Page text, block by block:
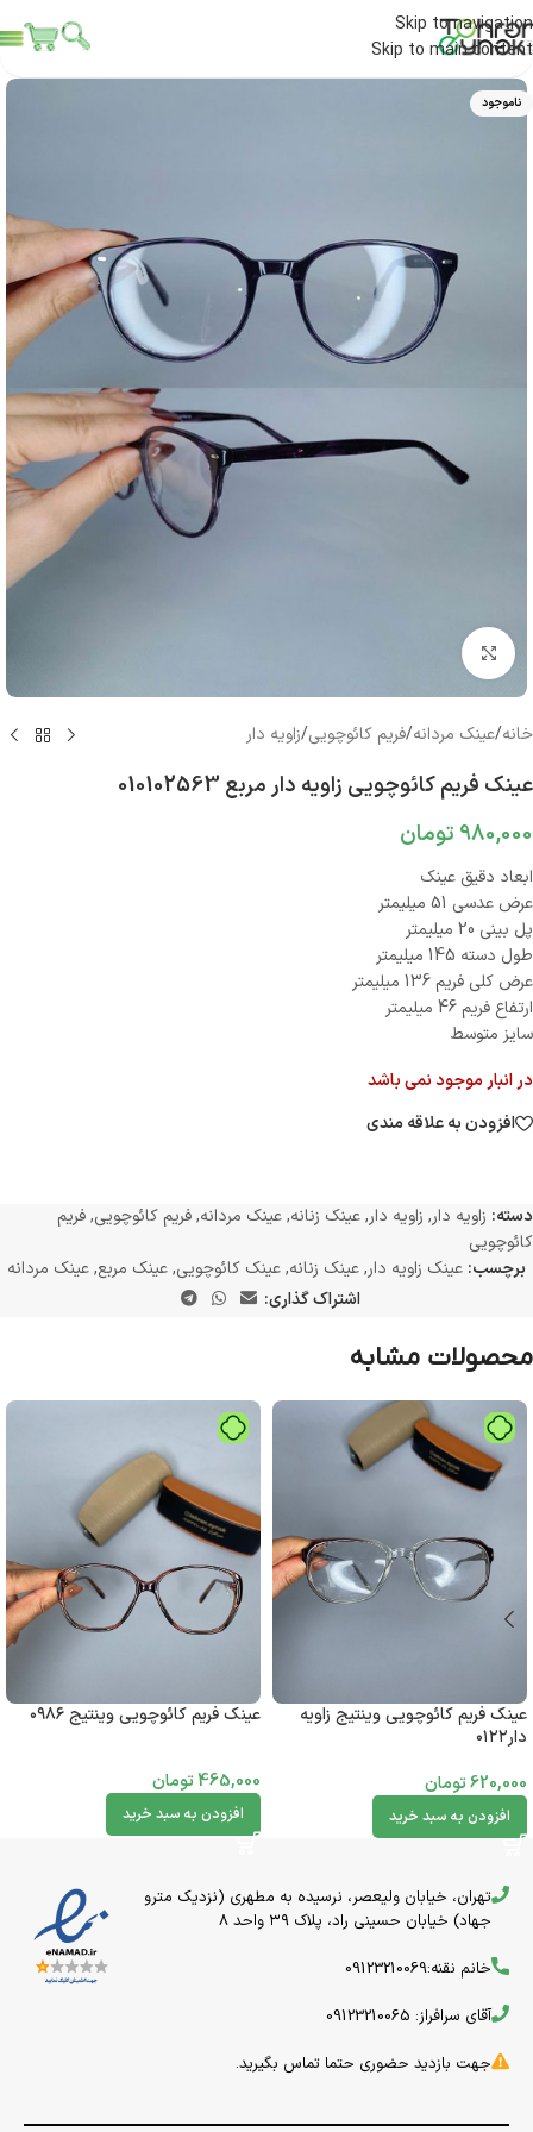
Skip to navigation
Skip to main content
ناموجود
بزرگنمایی تصویر
خانه/عینک مردانه/فریم کائوچویی/زاویه دار
عینک فریم کائوچویی زاویه دار مربع 010102563
980,000 تومان
ابعاد دقیق عینک
عرض عدسی 51 میلیمتر
پل بینی 20 میلیمتر
طول دسته 145 میلیمتر
عرض کلی فریم 136 میلیمتر
ارتفاع فریم 46 میلیمتر
سایز متوسط
در انبار موجود نمی باشد
افزودن به علاقه مندی
دسته: زاویه دار, زاویه دار,عینک زنانه,عینک مردانه,فریم کائوچویی,فریم
کائوچویی
برچسب: عینک زاویه دار,عینک زنانه,عینک کائوچویی,عینک مربع,عینک مردانه
اشتراک گذاری:
محصولات مشابه
عینک فریم کائوچویی وینتیج زاویه
دار۰۱۲۲
620,000تومان
افزودن به سبد خرید
عینک فریم کائوچویی وینتیج ۰۹۸۶
465,000تومان
افزودن به سبد خرید
تهران، خیابان ولیعصر، نرسیده به مطهری (نزدیک مترو
جهاد) خیابان حسینی راد، پلاک ۳۹ واحد 8
خانم نقنه:09123210069
آقای سرافراز: 09123210065
جهت بازدید حضوری حتما تماس بگیرید.